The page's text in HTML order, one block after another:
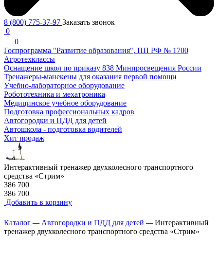
8 (800) 775-37-97 Заказать звонок
0
0
Госпрограмма "Развитие образования", ПП РФ № 1700
Агротехклассы
Оснащение школ по приказу 838 Минпросвещения России
Тренажеры-манекены для оказания первой помощи
Учебно-лабораторное оборудование
Робототехника и мехатроника
Медицинское учебное оборудование
Подготовка профессиональных кадров
Автогородки и ПДД для детей
Автошкола - подготовка водителей
Хит продаж
Интерактивный тренажер двухколесного транспортного
средства «Стрим»
386 700
386 700
Добавить в корзину
Каталог — Автогородки и ПДД для детей —Интерактивный
тренажер двухколесного транспортного средства «Стрим»